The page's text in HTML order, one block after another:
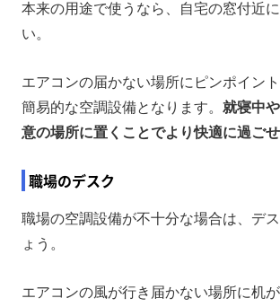
本来の用途で使うなら、自宅の窓付近
い。
エアコンの届かない場所にピンポイント
簡易的な空調設備となります。 就寝中
意の場所に置くことでより快適に過ご
職場のデスク
職場の空調設備が不十分な場合は、デ
ょう。
エアコンの風が行き届かない場所に机